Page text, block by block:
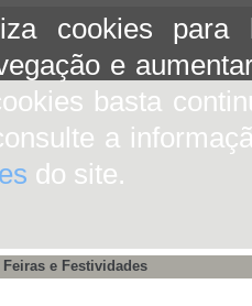
cookies para
e
basta
a
do site.
Feiras e Festividades